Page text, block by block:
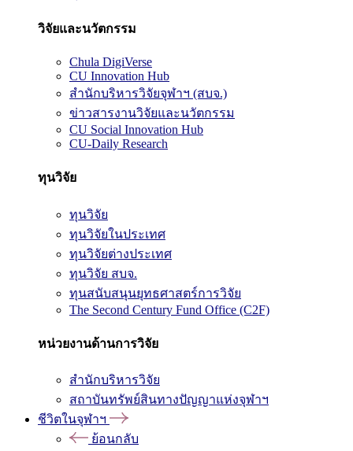
วิจัยและนวัตกรรม
Chula DigiVerse
CU Innovation Hub
สำนักบริหารวิจัยจุฬาฯ (สบจ.)
ข่าวสารงานวิจัยและนวัตกรรม
CU Social Innovation Hub
CU-Daily Research
ทุนวิจัย
ทุนวิจัย
ทุนวิจัยในประเทศ
ทุนวิจัยต่างประเทศ
ทุนวิจัย สบจ.
ทุนสนับสนุนยุทธศาสตร์การวิจัย
The Second Century Fund Office (C2F)
หน่วยงานด้านการวิจัย
สำนักบริหารวิจัย
สถาบันทรัพย์สินทางปัญญาแห่งจุฬาฯ
ชีวิตในจุฬาฯ
ย้อนกลับ